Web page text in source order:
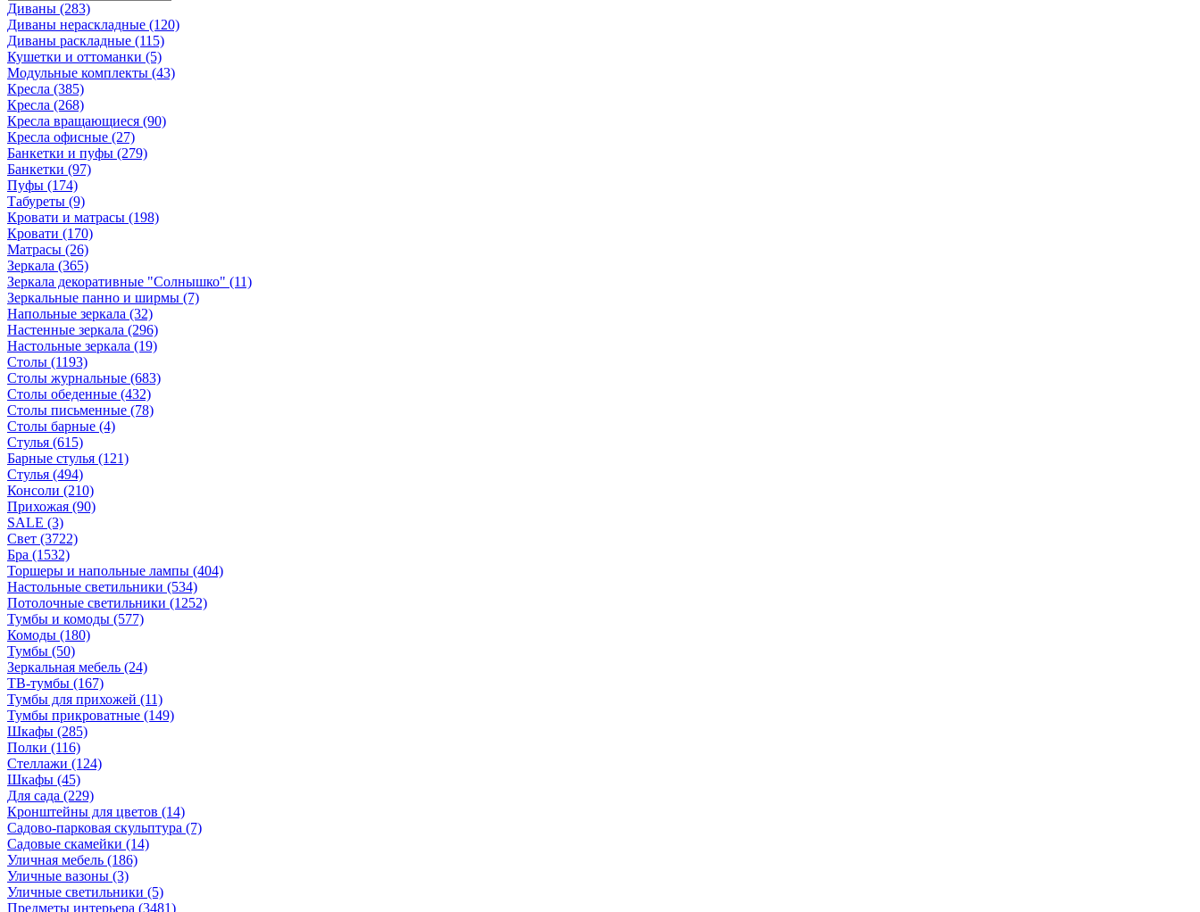
Диваны (283)
Диваны нераскладные (120)
Диваны раскладные (115)
Кушетки и оттоманки (5)
Модульные комплекты (43)
Кресла (385)
Кресла (268)
Кресла вращающиеся (90)
Кресла офисные (27)
Банкетки и пуфы (279)
Банкетки (97)
Пуфы (174)
Табуреты (9)
Кровати и матрасы (198)
Кровати (170)
Матрасы (26)
Зеркала (365)
Зеркала декоративные "Солнышко" (11)
Зеркальные панно и ширмы (7)
Напольные зеркала (32)
Настенные зеркала (296)
Настольные зеркала (19)
Столы (1193)
Столы журнальные (683)
Столы обеденные (432)
Столы письменные (78)
Столы барные (4)
Стулья (615)
Барные стулья (121)
Стулья (494)
Консоли (210)
Прихожая (90)
SALE (3)
Свет (3722)
Бра (1532)
Торшеры и напольные лампы (404)
Настольные светильники (534)
Потолочные светильники (1252)
Тумбы и комоды (577)
Комоды (180)
Тумбы (50)
Зеркальная мебель (24)
ТВ-тумбы (167)
Тумбы для прихожей (11)
Тумбы прикроватные (149)
Шкафы (285)
Полки (116)
Стеллажи (124)
Шкафы (45)
Для сада (229)
Кронштейны для цветов (14)
Садово-парковая скульптура (7)
Садовые скамейки (14)
Уличная мебель (186)
Уличные вазоны (3)
Уличные светильники (5)
Предметы интерьера (3481)